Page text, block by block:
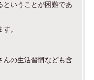
ということが困難であ
。
んの生活習慣なども含